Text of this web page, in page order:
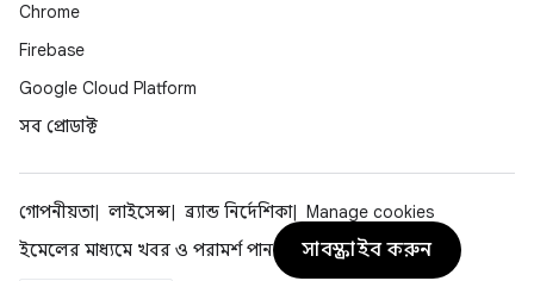
Chrome
Firebase
Google Cloud Platform
সব প্রোডাক্ট
গোপনীয়তা লাইসেন্স ব্র্যান্ড নির্দেশিকা
Manage cookies
ইমেলের মাধ্যমে খবর ও পরামর্শ পান
সাবস্ক্রাইব করুন